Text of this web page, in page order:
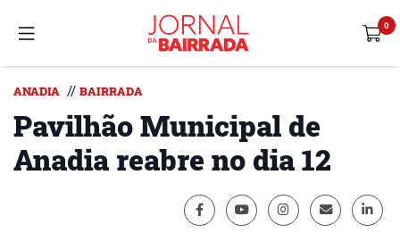
ANADIA // BAIRRADA
Pavilhão Municipal de
Anadia reabre no dia 12